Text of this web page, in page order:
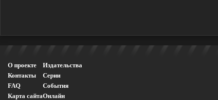
О проекте
Контакты
FAQ
Карта сайта
Издательства
Серии
События
Онлайн